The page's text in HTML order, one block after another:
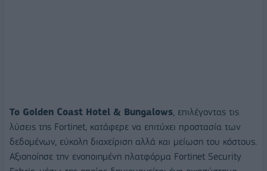
Το Golden Coast Hotel & Bungalows, επιλέγοντας τις
λύσεις της Fortinet, κατάφερε να επιτύχει προστασία των
δεδομένων, εύκολη διαχείριση αλλά και μείωση του κόστους.
Αξιοποίησε την ενοποιημένη πλατφόρμα Fortinet Security